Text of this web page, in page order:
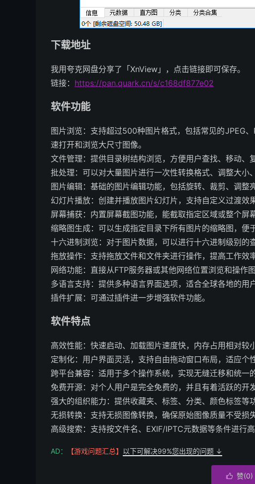
下载地址
我用夸克网盘分享了「XnView」，点击链接即可保存。
链接： https://pan.quark.cn/s/c168df877e02
软件功能
图片浏览：支持超过500种图片格式，包括常见的JPEG
速打开和浏览大尺寸图像。
文件管理：提供目录树结构浏览，方便用户查找、移动、
批处理：可以对大量图片进行一次性转换格式、调整大小
图片编辑：基础的图片编辑功能，包括旋转、裁剪、调整
幻灯片播放：创建并播放图片幻灯片，支持自定义过渡效
屏幕捕获：内置屏幕截图功能，能截取指定区域或整个屏幕
缩略图生成：可以生成指定目录下所有图片的缩略图，便
十六进制浏览：对于图片数据，可以进行十六进制级别的
拖放操作：支持拖放文件和文件夹进行操作，提高工作效率
网络功能：直接从FTP服务器或其他网络位置浏览和操作图
多语言支持：提供多种语言界面选项，适合全球各地的用
插件扩展：可通过插件进一步增强软件功能。
软件特点
高效性能：快速启动、加载图片速度快，内存占用相对较小
定制化：用户界面灵活，支持自由拖动窗口布局，适应个
跨平台兼容：适用于多个操作系统，实现无缝迁移和统一
免费开源：对个人用户是完全免费的，并且有着活跃的开
强大的组织能力：提供收藏夹、标签、分类、颜色标签等
无损转换：支持无损图像转换，确保原始图像质量不受损失
高级搜索：支持按文件名、EXIF/IPTC元数据等条件进行高
AD： 【游戏问题汇总】 以下可解决99%您出现的问题 ↓
 赞(0)